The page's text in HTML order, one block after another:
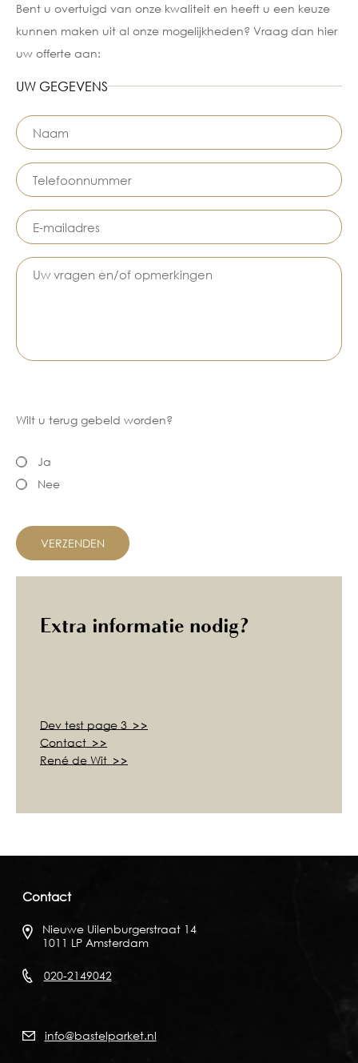
Bent u overtuigd van onze kwaliteit en heeft u een keuze
kunnen maken uit al onze mogelijkheden? Vraag dan hier
uw offerte aan:
UW GEGEVENS
Wilt u terug gebeld worden?
Ja
Nee
Extra informatie nodig?
Dev test page 3
Contact
René de Wit
Contact
Nieuwe Uilenburgerstraat 14
1011 LP Amsterdam
020-2149042
info@bastelparket.nl